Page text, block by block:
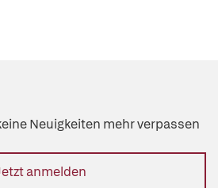
Neuigkeiten mehr verpassen
anmelden